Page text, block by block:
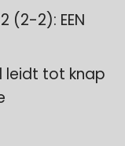
(2-2): EEN
leidt tot knap